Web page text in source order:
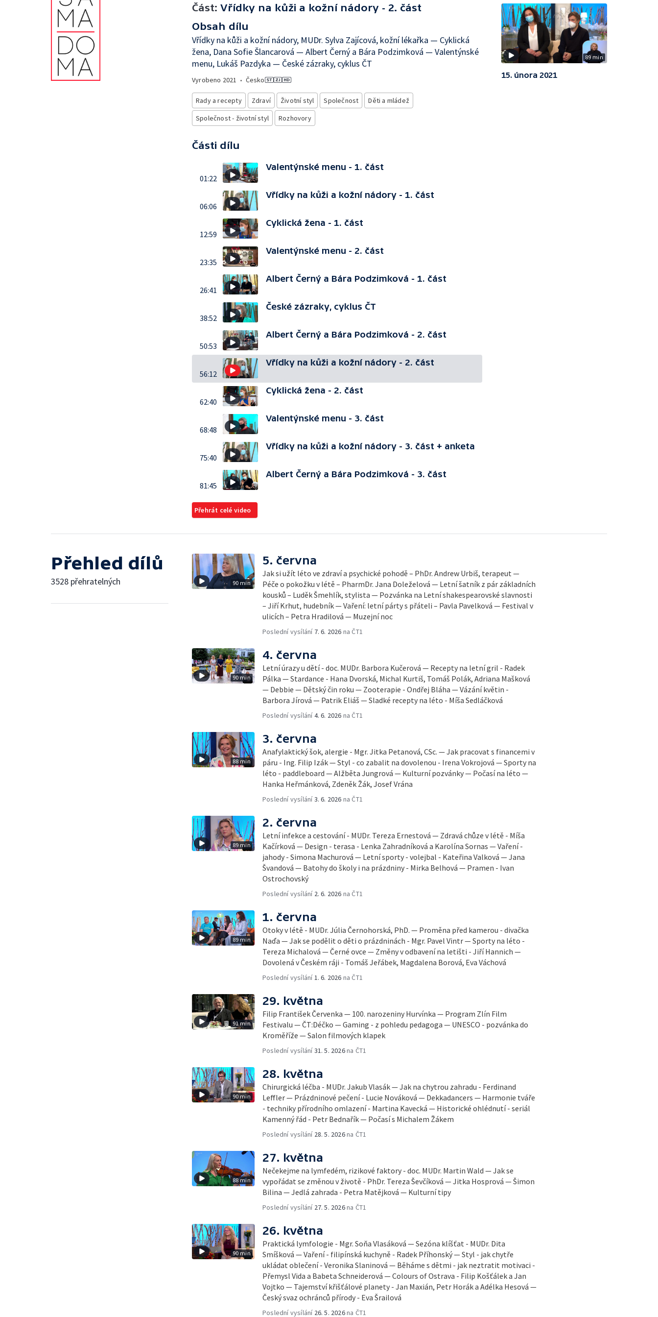
Část: Vřídky na kůži a kožní nádory - 2. část
Obsah dílu
Vřídky na kůži a kožní nádory, MUDr. Sylva Zajícová, kožní lékařka — Cyklická
žena, Dana Sofie Šlancarová — Albert Černý a Bára Podzimková — Valentýnské
menu, Lukáš Pazdyka — České zázraky, cyklus ČT
Vyrobeno 2021 • Česko
Rady a recepty Zdraví Životní styl Společnost
Děti a mládež
Společnost - životní styl
Rozhovory
Části dílu
01:22
Valentýnské menu - 1. část
06:06
Vřídky na kůži a kožní nádory - 1. část
12:59
Cyklická žena - 1. část
23:35
Valentýnské menu - 2. část
26:41
Albert Černý a Bára Podzimková - 1. část
38:52
České zázraky, cyklus ČT
50:53
Albert Černý a Bára Podzimková - 2. část
56:12
Vřídky na kůži a kožní nádory - 2. část
62:40
Cyklická žena - 2. část
68:48
Valentýnské menu - 3. část
75:40
Vřídky na kůži a kožní nádory - 3. část + anketa
81:45
Albert Černý a Bára Podzimková - 3. část
Přehrát celé video
89 min
15. února 2021
Přehled dílů
3528 přehratelných 90 min
5. června
Jak si užít léto ve zdraví a psychické pohodě – PhDr. Andrew Urbiš, terapeut —
Péče o pokožku v létě – PharmDr. Jana Doleželová — Letní šatník z pár základních
kousků – Luděk Šmehlík, stylista — Pozvánka na Letní shakespearovské slavnosti
– Jiří Krhut, hudebník — Vaření: letní párty s přáteli – Pavla Pavelková — Festival v
ulicích – Petra Hradilová — Muzejní noc
Poslední vysílání 7. 6. 2026 na ČT1
90 min
4. června
Letní úrazy u dětí - doc. MUDr. Barbora Kučerová — Recepty na letní gril - Radek
Pálka — Stardance - Hana Dvorská, Michal Kurtiš, Tomáš Polák, Adriana Mašková
— Debbie — Dětský čin roku — Zooterapie - Ondřej Bláha — Vázání květin -
Barbora Jírová — Patrik Eliáš — Sladké recepty na léto - Míša Sedláčková
Poslední vysílání4. 6. 2026 na ČT1
88 min
3. června
Anafylaktický šok, alergie - Mgr. Jitka Petanová, CSc. — Jak pracovat s financemi v
páru - Ing. Filip Izák — Styl - co zabalit na dovolenou - Irena Vokrojová — Sporty na
léto - paddleboard — Alžběta Jungrová — Kulturní pozvánky — Počasí na léto —
Hanka Heřmánková, Zdeněk Žák, Josef Vrána
Poslední vysílání3. 6. 2026 na ČT1
89 min
2. června
Letní infekce a cestování - MUDr. Tereza Ernestová — Zdravá chůze v létě - Míša
Kačírková — Design - terasa - Lenka Zahradníková a Karolína Sornas — Vaření -
jahody - Simona Machurová — Letní sporty - volejbal - Kateřina Valková — Jana
Švandová — Batohy do školy i na prázdniny - Mirka Belhová — Pramen - Ivan
Ostrochovský
Poslední vysílání 2. 6. 2026 na ČT1
89 min
1. června
Otoky v létě - MUDr. Júlia Černohorská, PhD. — Proměna před kamerou - divačka
Naďa — Jak se podělit o děti o prázdninách - Mgr. Pavel Vintr — Sporty na léto -
Tereza Michalová — Černé ovce — Změny v odbavení na letišti - Jiří Hannich —
Dovolená v Českém ráji - Tomáš Jeřábek, Magdalena Borová, Eva Váchová
Poslední vysílání1. 6. 2026 na ČT1
91 min
29. května
Filip František Červenka — 100. narozeniny Hurvínka — Program Zlín Film
Festivalu — ČT:Déčko — Gaming - z pohledu pedagoga — UNESCO - pozvánka do
Kroměříže — Salon filmových klapek
Poslední vysílání31. 5. 2026na ČT1
90 min
28. května
Chirurgická léčba - MUDr. Jakub Vlasák — Jak na chytrou zahradu - Ferdinand
Leffler — Prázdninové pečení - Lucie Nováková — Dekkadancers — Harmonie tváře
- techniky přírodního omlazení - Martina Kavecká — Historické ohlédnutí - seriál
Kamenný řád - Petr Bednařík — Počasí s Michalem Žákem
Poslední vysílání 28. 5. 2026na ČT1
88 min
27. května
Nečekejme na lymfedém, rizikové faktory - doc. MUDr. Martin Wald — Jak se
vypořádat se změnou v životě - PhDr. Tereza Ševčíková — Jitka Hosprová — Šimon
Bilina — Jedlá zahrada - Petra Matějková — Kulturní tipy
Poslední vysílání 27. 5. 2026na ČT1
90 min
26. května
Praktická lymfologie - Mgr. Soňa Vlasáková — Sezóna klíšťat - MUDr. Dita
Smíšková — Vaření - filipínská kuchyně - Radek Příhonský — Styl - jak chytře
ukládat oblečení - Veronika Slaninová — Běháme s dětmi - jak neztratit motivaci -
Přemysl Vida a Babeta Schneiderová — Colours of Ostrava - Filip Košťálek a Jan
Vojtko — Tajemství křišťálové planety - Jan Maxián, Petr Horák a Adélka Hesová —
Český svaz ochránců přírody - Eva Šrailová
Poslední vysílání 26. 5. 2026na ČT1